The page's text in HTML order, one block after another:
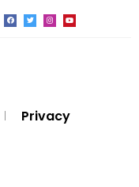
Privacy